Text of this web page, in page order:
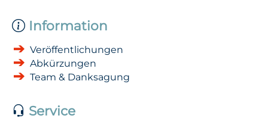
Information
Veröffentlichungen
Abkürzungen
Team & Danksagung
Service